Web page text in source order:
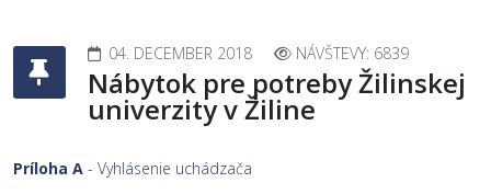
04. DECEMBER 2018 NÁVŠTEVY: 6839
Nábytok pre potreby Žilinskej
univerzity v Žiline
Príloha A - Vyhlásenie uchádzača